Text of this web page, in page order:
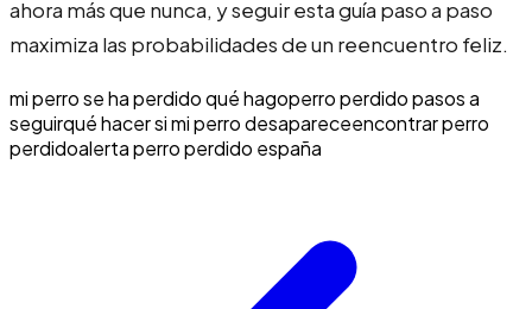
ahora más que nunca, y seguir esta guía paso a paso
maximiza las probabilidades de un reencuentro feliz.
mi perro se ha perdido qué hagoperro perdido pasos a
seguirqué hacer si mi perro desapareceencontrar perro
perdidoalerta perro perdido españa